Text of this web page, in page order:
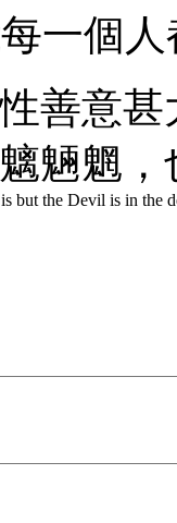
一個
善意
魎魍
but the Devil is in the